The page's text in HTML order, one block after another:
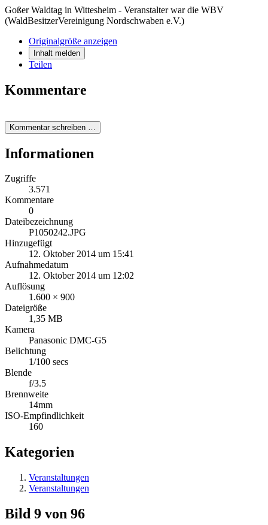
Goßer Waldtag in Wittesheim - Veranstalter war die WBV
(WaldBesitzerVereinigung Nordschwaben e.V.)
Originalgröße anzeigen
Inhalt melden
Teilen
Kommentare
Kommentar schreiben …
Informationen
Zugriffe
3.571
Kommentare
0
Dateibezeichnung
P1050242.JPG
Hinzugefügt
12. Oktober 2014 um 15:41
Aufnahmedatum
12. Oktober 2014 um 12:02
Auflösung
1.600 × 900
Dateigröße
1,35 MB
Kamera
Panasonic DMC-G5
Belichtung
1/100 secs
Blende
f/3.5
Brennweite
14mm
ISO-Empfindlichkeit
160
Kategorien
Veranstaltungen
Veranstaltungen
Bild 9 von 96